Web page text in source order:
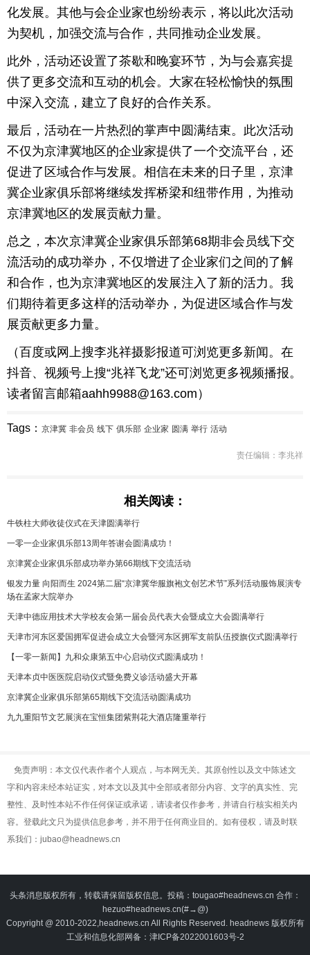
化发展。其他与会企业家也纷纷表示，将以此次活动
为契机，加强交流与合作，共同推动企业发展。
此外，活动还设置了茶歇和晚宴环节，为与会嘉宾提
供了更多交流和互动的机会。大家在轻松愉快的氛围
中深入交流，建立了良好的合作关系。
最后，活动在一片热烈的掌声中圆满结束。此次活动
不仅为京津冀地区的企业家提供了一个交流平台，还
促进了区域合作与发展。相信在未来的日子里，京津
冀企业家俱乐部将继续发挥桥梁和纽带作用，为推动
京津冀地区的发展贡献力量。
总之，本次京津冀企业家俱乐部第68期非会员线下交
流活动的成功举办，不仅增进了企业家们之间的了解
和合作，也为京津冀地区的发展注入了新的活力。我
们期待着更多这样的活动举办，为促进区域合作与发
展贡献更多力量。
（百度或网上搜李兆祥摄影报道可浏览更多新闻。在
抖音、视频号上搜“兆祥飞龙”还可浏览更多视频播报。
读者留言邮箱aahh9988@163.com）
Tags： 京津冀 非会员 线下 俱乐部 企业家 圆满 举行 活动
责任编辑：李兆祥
相关阅读：
牛铁柱大师收徒仪式在天津圆满举行
一零一企业家俱乐部13周年答谢会圆满成功！
京津冀企业家俱乐部成功举办第66期线下交流活动
银发力量 向阳而生 2024第二届“京津冀华服旗袍文创艺术节”系列活动服饰展演专
场在孟家大院举办
天津中德应用技术大学校友会第一届会员代表大会暨成立大会圆满举行
天津市河东区爱国拥军促进会成立大会暨河东区拥军支前队伍授旗仪式圆满举行
【一零一新闻】九和众康第五中心启动仪式圆满成功！
天津本贞中医医院启动仪式暨免费义诊活动盛大开幕
京津冀企业家俱乐部第65期线下交流活动圆满成功
九九重阳节文艺展演在宝恒集团紫荆花大酒店隆重举行
免责声明：本文仅代表作者个人观点，与本网无关。其原创性以及文中陈述文
字和内容未经本站证实，对本文以及其中全部或者部分内容、文字的真实性、完
整性、及时性本站不作任何保证或承诺，请读者仅作参考，并请自行核实相关内
容。登载此文只为提供信息参考，并不用于任何商业目的。如有侵权，请及时联
系我们：jubao@headnews.cn
头条消息版权所有，转载请保留版权信息。投稿：tougao#headnews.cn 合作：
hezuo#headnews.cn(#→@)
Copyright @ 2010-2022,headnews.cn All Rights Reserved. headnews 版权所有
工业和信息化部网备：津ICP备2022001603号-2